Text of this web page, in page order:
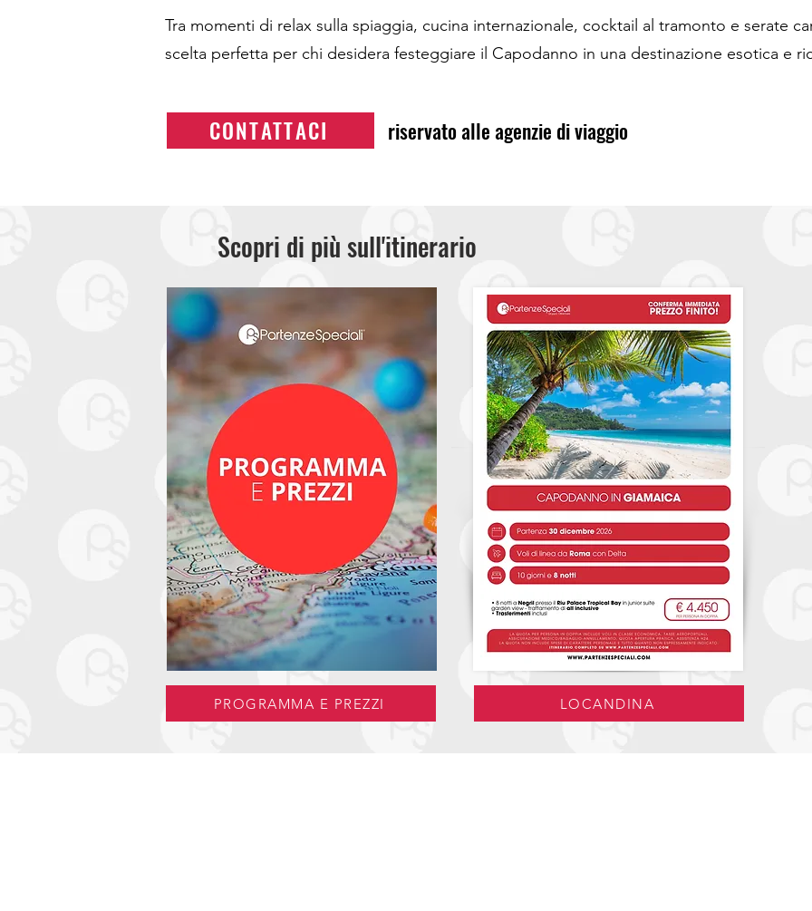
Tra momenti di relax sulla spiaggia, cucina internazionale, cocktail al tramonto e serate
scelta perfetta per chi desidera festeggiare il Capodanno in una destinazione esotica e
CONTATTACI riservato alle agenzie di viaggio
Scopri di più sull'itinerario
PROGRAMMA E PREZZI LOCANDINA